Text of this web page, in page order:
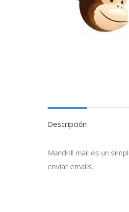
Descripción
Mandrill mail es un
enviar emails.